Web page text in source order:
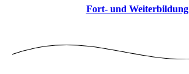
Fort- und Weiterbildung